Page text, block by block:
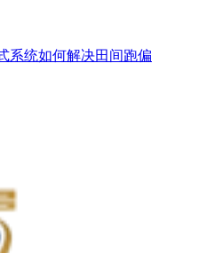
系统如何解决田间跑偏